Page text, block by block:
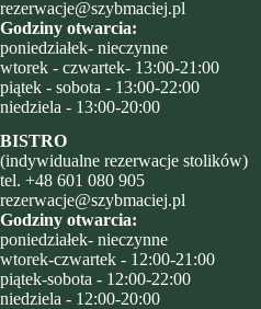
rezerwacje@szybmaciej.pl
Godziny otwarcia:
poniedziałek- nieczynne
wtorek - czwartek- 13:00-21:00
piątek - sobota - 13:00-22:00
niedziela - 13:00-20:00
BISTRO
(indywidualne rezerwacje stolików)
tel. +48 601 080 905
rezerwacje@szybmaciej.pl
Godziny otwarcia:
poniedziałek- nieczynne
wtorek-czwartek - 12:00-21:00
piątek-sobota - 12:00-22:00
niedziela - 12:00-20:00